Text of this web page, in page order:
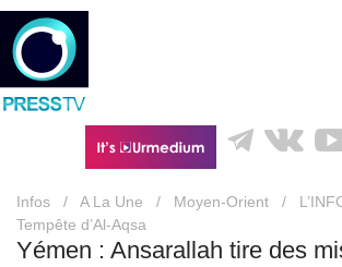
Infos / A La Une / Moyen-Orient /
Tempête d’Al-Aqsa
Yémen : Ansarallah tire des